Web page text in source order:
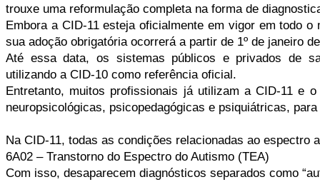
trouxe uma reformulação completa na forma de
Embora a CID-11 esteja oficialmente em vigor em todo
sua adoção obrigatória ocorrerá a partir de 1º de janeiro
Até essa data, os sistemas públicos e privados de
utilizando a CID-10 como referência oficial.
Entretanto, muitos profissionais já utilizam a CID-11 e
neuropsicológicas, psicopedagógicas e psiquiátricas,
Na CID-11, todas as condições relacionadas ao espectro
6A02 – Transtorno do Espectro do Autismo (TEA)
Com isso, desaparecem diagnósticos separados como